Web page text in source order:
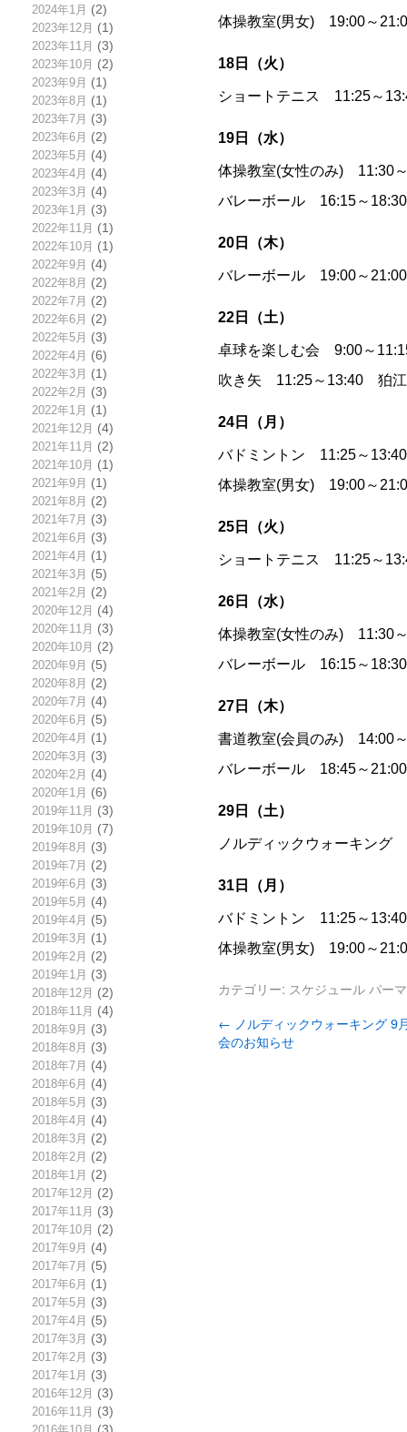
2024年1月 (2)
2023年12月 (1)
2023年11月 (3)
2023年10月 (2)
2023年9月 (1)
2023年8月 (1)
2023年7月 (3)
2023年6月 (2)
2023年5月 (4)
2023年4月 (4)
2023年3月 (4)
2023年1月 (3)
2022年11月 (1)
2022年10月 (1)
2022年9月 (4)
2022年8月 (2)
2022年7月 (2)
2022年6月 (2)
2022年5月 (3)
2022年4月 (6)
2022年3月 (1)
2022年2月 (3)
2022年1月 (1)
2021年12月 (4)
2021年11月 (2)
2021年10月 (1)
2021年9月 (1)
2021年8月 (2)
2021年7月 (3)
2021年6月 (3)
2021年4月 (1)
2021年3月 (5)
2021年2月 (2)
2020年12月 (4)
2020年11月 (3)
2020年10月 (2)
2020年9月 (5)
2020年8月 (2)
2020年7月 (4)
2020年6月 (5)
2020年4月 (1)
2020年3月 (3)
2020年2月 (4)
2020年1月 (6)
2019年11月 (3)
2019年10月 (7)
2019年8月 (3)
2019年7月 (2)
2019年6月 (3)
2019年5月 (4)
2019年4月 (5)
2019年3月 (1)
2019年2月 (2)
2019年1月 (3)
2018年12月 (2)
2018年11月 (4)
2018年9月 (3)
2018年8月 (3)
2018年7月 (4)
2018年6月 (4)
2018年5月 (3)
2018年4月 (4)
2018年3月 (2)
2018年2月 (2)
2018年1月 (2)
2017年12月 (2)
2017年11月 (3)
2017年10月 (2)
2017年9月 (4)
2017年7月 (5)
2017年6月 (1)
2017年5月 (3)
2017年4月 (5)
2017年3月 (3)
2017年2月 (3)
2017年1月 (3)
2016年12月 (3)
2016年11月 (3)
体操教室(男女) 19:00～
18日（火）
ショートテニス 11:25～
19日（水）
体操教室(女性のみ) 11:30
バレーボール 16:15～
20日（木）
バレーボール 19:00～
22日（土）
卓球を楽しむ会 9:00～
吹き矢 11:25～13:40 狛江
24日（月）
バドミントン 11:25～
体操教室(男女) 19:00～
25日（火）
ショートテニス 11:25～
26日（水）
体操教室(女性のみ) 11:30
バレーボール 16:15～
27日（木）
書道教室(会員のみ) 14:00
バレーボール 18:45～
29日（土）
ノルディックウォーキン
31日（月）
バドミントン 11:25～
体操教室(男女) 19:00～
カテゴリー: スケジュール パー
← ノルディックウォーキング 9
会のお知らせ